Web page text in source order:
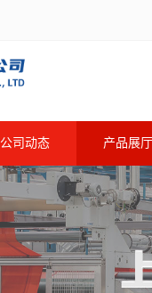
公司动态 产品展厅